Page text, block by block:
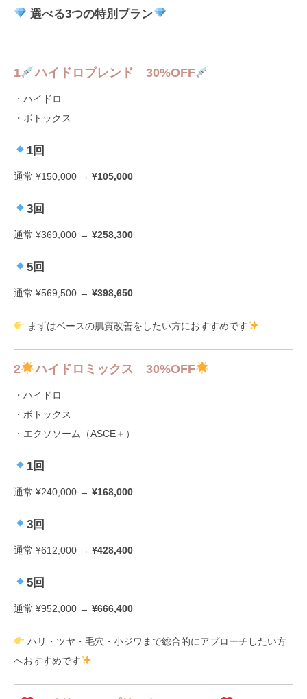
選べる3つの特別プラン
1 ハイドロブレンド 30%OFF
・ハイドロ
・ボトックス
1回
通常 ¥150,000 → ¥105,000
3回
通常 ¥369,000 → ¥258,300
5回
通常 ¥569,500 → ¥398,650
まずはベースの肌質改善をしたい方におすすめです
2 ハイドロミックス 30%OFF
・ハイドロ
・ボトックス
・エクソソーム（ASCE＋）
1回
通常 ¥240,000 → ¥168,000
3回
通常 ¥612,000 → ¥428,400
5回
通常 ¥952,000 → ¥666,400
ハリ・ツヤ・毛穴・小ジワまで総合的にアプローチしたい方
へおすすめです